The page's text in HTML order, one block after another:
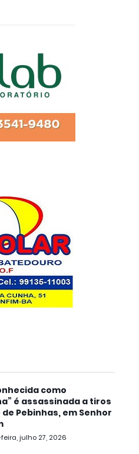
como
é assassinada a tiros
Pebinhas, em Senhor
julho 27, 2026